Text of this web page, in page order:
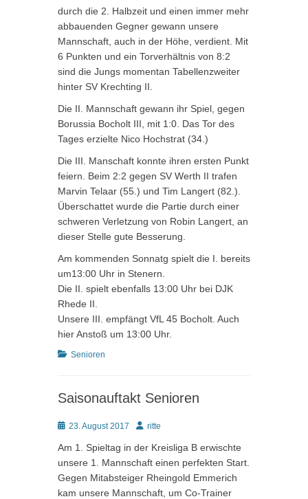
durch die 2. Halbzeit und einen immer mehr
abbauenden Gegner gewann unsere
Mannschaft, auch in der Höhe, verdient. Mit
6 Punkten und ein Torverhältnis von 8:2
sind die Jungs momentan Tabellenzweiter
hinter SV Krechting II.
Die II. Mannschaft gewann ihr Spiel, gegen
Borussia Bocholt III, mit 1:0. Das Tor des
Tages erzielte Nico Hochstrat (34.)
Die III. Manschaft konnte ihren ersten Punkt
feiern. Beim 2:2 gegen SV Werth II trafen
Marvin Telaar (55.) und Tim Langert (82.).
Überschattet wurde die Partie durch einer
schweren Verletzung von Robin Langert, an
dieser Stelle gute Besserung.
Am kommenden Sonnatg spielt die I. bereits
um13:00 Uhr in Stenern.
Die II. spielt ebenfalls 13:00 Uhr bei DJK
Rhede II.
Unsere III. empfängt VfL 45 Bocholt. Auch
hier Anstoß um 13:00 Uhr.
Kategorien
Senioren
Saisonauftakt Senioren
Posted
23. August 2017 Autor
ritte
Am 1. Spieltag in der Kreisliga B erwischte
unsere 1. Mannschaft einen perfekten Start.
Gegen Mitabsteiger Rheingold Emmerich
kam unsere Mannschaft, um Co-Trainer